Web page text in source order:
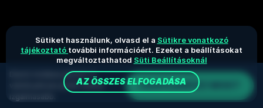
Demó módban játszol. A
valódi pénzes játék sokkal
izgalmasabb.
CSATLAKOZZ MOST
Sütiket használunk, olvasd el a Sütikre vonatkozó
tájékoztató további információért. Ezeket a beállításokat
megváltoztathatod Süti Beállításoknál
AZ ÖSSZES ELFOGADÁSA